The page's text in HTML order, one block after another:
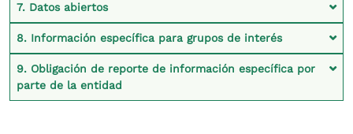
7. Datos abiertos
8. Información específica para grupos de interés
9. Obligación de reporte de información específica por
parte de la entidad